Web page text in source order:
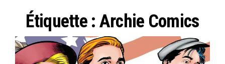
Étiquette : Archie Comics